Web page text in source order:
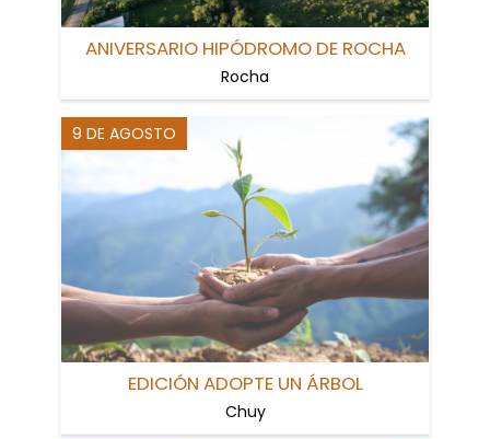
ANIVERSARIO HIPÓDROMO DE ROCHA
Rocha
9 DE AGOSTO
EDICIÓN ADOPTE UN ÁRBOL
Chuy